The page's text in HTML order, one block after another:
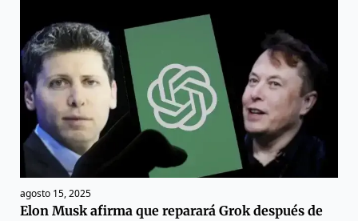
agosto 15, 2025
Elon Musk afirma que reparará Grok después de